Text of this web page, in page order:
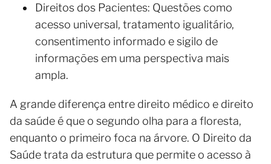
Direitos dos Pacientes: Questões como
acesso universal, tratamento igualitário,
consentimento informado e sigilo de
informações em uma perspectiva mais
ampla.
A grande diferença entre direito médico e direito
da saúde é que o segundo olha para a floresta,
enquanto o primeiro foca na árvore. O Direito da
Saúde trata da estrutura que permite o acesso à